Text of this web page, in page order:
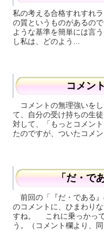
私の考える合格すれすれ
の質というものがあるの
ような基準を簡単には言
し私は、どのよう...
コメン
コメントの無理強いを
て、自分の受け持ちの生
対して、「もっとコメン
たのですが、ついたコメ
「だ・で
前回の「『だ・である』
のコメントに、ひまわり
すね。 これに乗っかって
う。（コメント欄より、